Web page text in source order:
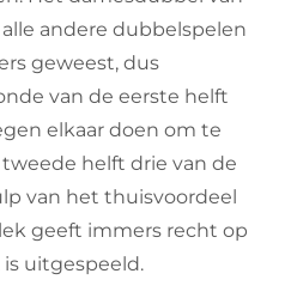
andere dubbelspelen
geweest, dus
van de eerste helft
elkaar doen om te
helft drie van de
van het thuisvoordeel
geeft immers recht op
uitgespeeld.